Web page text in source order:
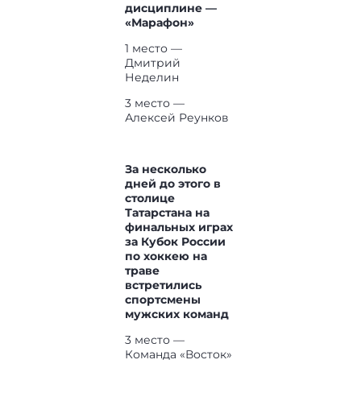
дисциплине —
«Марафон»
1 место —
Дмитрий
Неделин
3 место —
Алексей Реунков
За несколько
дней до этого в
столице
Татарстана на
финальных играх
за Кубок России
по хоккею на
траве
встретились
спортсмены
мужских команд
3 место —
Команда «Восток»